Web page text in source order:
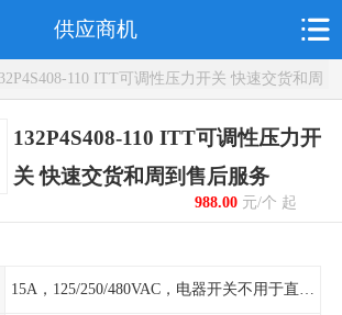
供应商机
110 ITT可调性压力开关 快速交货和周
132P4S408-110 ITT可调性压力开
关 快速交货和周到售后服务
988.00元/个 起